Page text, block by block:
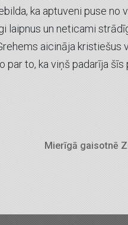
ka aptuveni puse no
laipnus un neticami
aicināja kristiešus
to, ka viņš padarīja šīs
Mierīgā gaisotnē